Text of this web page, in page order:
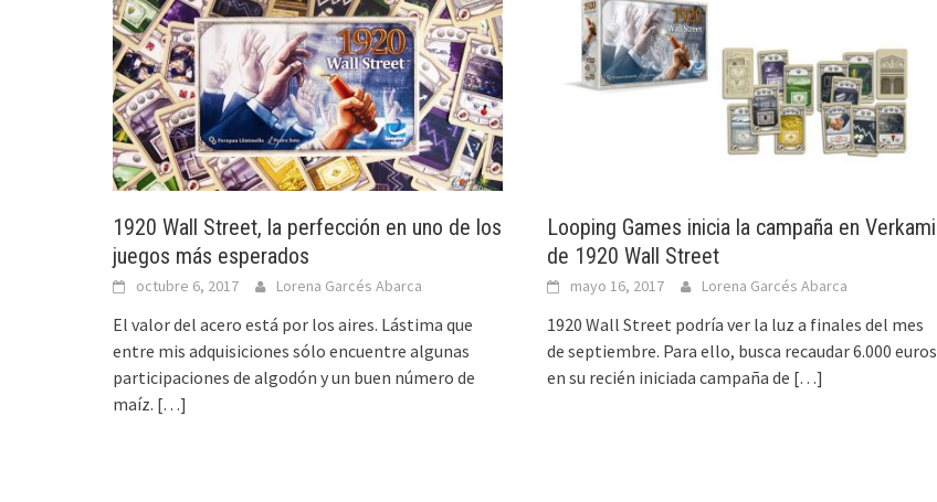
1920 Wall Street, la perfección en uno de los
juegos más esperados
octubre 6, 2017 Lorena Garcés Abarca
El valor del acero está por los aires. Lástima que
entre mis adquisiciones sólo encuentre algunas
participaciones de algodón y un buen número de
maíz. […]
Looping Games inicia la campaña en Verkami
de 1920 Wall Street
mayo 16, 2017 Lorena Garcés Abarca
1920 Wall Street podría ver la luz a finales del mes
de septiembre. Para ello, busca recaudar 6.000 euros
en su recién iniciada campaña de […]